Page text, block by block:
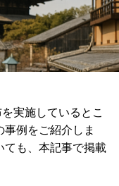
実施しているとこ
例をご紹介しま
ても、本記事で掲載